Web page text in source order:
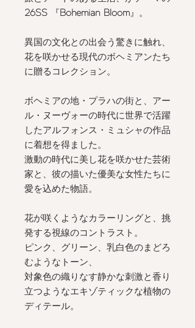
26SS 『Bohemian Bloom 』。
異国の文化との出会う驚きに触れ、
花を咲かせる現代のボヘミアンたち
に贈るコレクション。
ボヘミアの地・プラハの街と、アー
ル・ヌーヴォーの時代に世界で活躍
したアルフォンス・ミュシャの作品
に着想を得ました。
激動の時代に美し花を咲かせた芸術
家と、彼の描いた優美な女性たちに
愛を込めた物語。
花が咲くようなカラーリングと、挑
発する視線のコントラスト。
ピンク、グリーン、乳白色のまどろ
むようなトーン、
対象色の織りなす静かな刺激と香り
立つようなエキゾティックな植物の
ディテール。